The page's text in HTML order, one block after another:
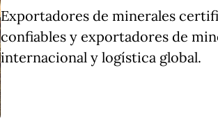
Exportadores de minerales
confiables y exportadores de
internacional y logística global.